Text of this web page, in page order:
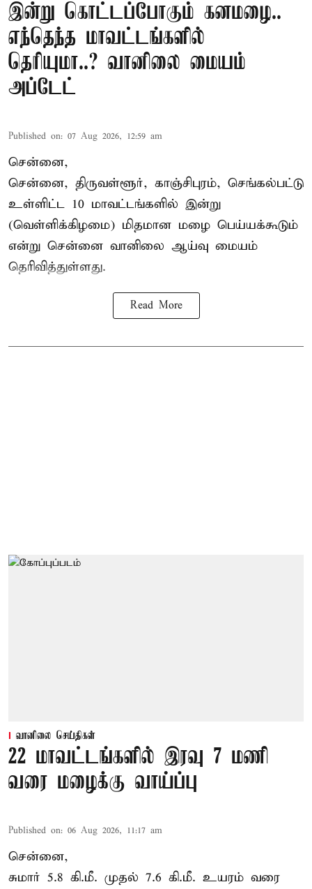
இன்று கொட்டப்போகும் கனமழை..
எந்தெந்த மாவட்டங்களில்
தெரியுமா..? வானிலை மையம்
அப்டேட்
Published on: 07 Aug 2026, 12:59 am
சென்னை,
சென்னை, திருவள்ளூர், காஞ்சிபுரம், செங்கல்பட்டு
உள்ளிட்ட 10 மாவட்டங்களில் இன்று
(வெள்ளிக்கிழமை) மிதமான மழை பெய்யக்கூடும்
என்று சென்னை வானிலை ஆய்வு மையம்
தெரிவித்துள்ளது.
Read More
வானிலை செய்திகள்
22 மாவட்டங்களில் இரவு 7 மணி
வரை மழைக்கு வாய்ப்பு
Published on: 06 Aug 2026, 11:17 am
சென்னை,
சுமார் 5.8 கி.மீ. முதல் 7.6 கி.மீ. உயரம் வரை